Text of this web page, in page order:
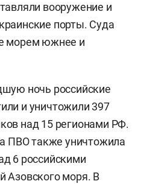
вооружение и
порты. Суда
морем южнее и
ночь российские
и уничтожили 397
над 15 регионами РФ.
ПВО также уничтожила
6 российскими
Азовского моря. В